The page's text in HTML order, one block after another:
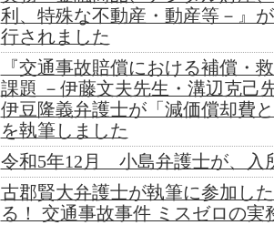
利、特殊な不動産・動産等－』
行されました
『交通事故賠償における補償・
課題 －伊藤文夫先生・溝辺克己
伊豆隆義弁護士が「減価償却費
を執筆しました
令和5年12月 小島弁護士が、入
古郡賢大弁護士が執筆に参加し
る！ 交通事故事件 ミスゼロの実